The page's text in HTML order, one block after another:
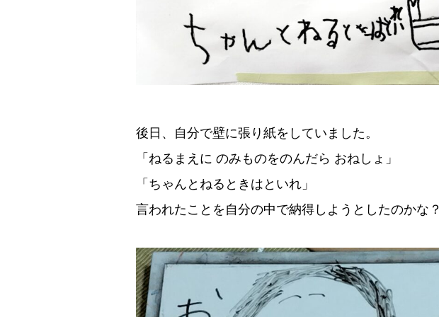
後日、自分で壁に張り紙をしていました。
「ねるまえに のみものをのんだら おねしょ」
「ちゃんとねるときはといれ」
言われたことを自分の中で納得しようとしたのかな？